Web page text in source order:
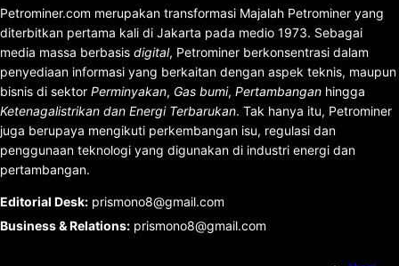
Petrominer.com merupakan transformasi Majalah Petrominer yang
diterbitkan pertama kali di Jakarta pada medio 1973. Sebagai
media massa berbasis digital, Petrominer berkonsentrasi dalam
penyediaan informasi yang berkaitan dengan aspek teknis, maupun
bisnis di sektor Perminyakan, Gas bumi, Pertambangan hingga
Ketenagalistrikan dan Energi Terbarukan. Tak hanya itu, Petrominer
juga berupaya mengikuti perkembangan isu, regulasi dan
penggunaan teknologi yang digunakan di industri energi dan
pertambangan.
Editorial Desk: prismono8@gmail.com
Business & Relations: prismono8@gmail.com